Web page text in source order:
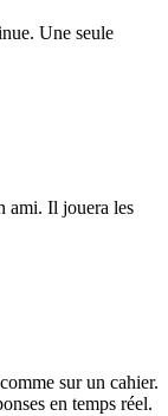
Une seule
ami. Il jouera les
sur un cahier.
en temps réel.